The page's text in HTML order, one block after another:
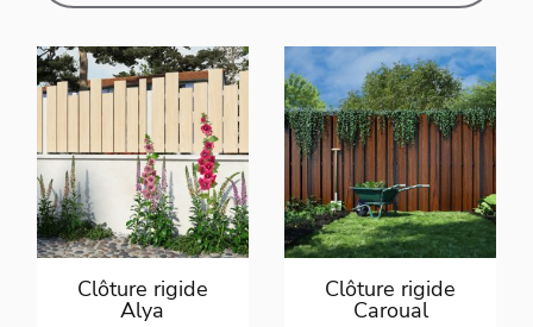
Clôture rigide
Alya
Clôture rigide
Caroual